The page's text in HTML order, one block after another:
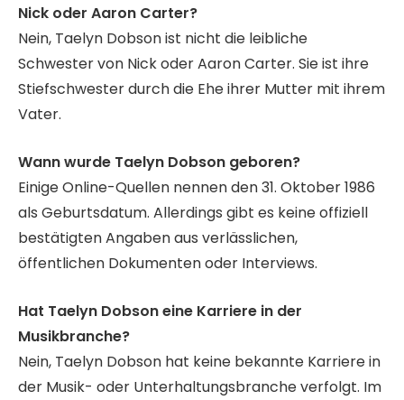
Nick oder Aaron Carter?
Nein, Taelyn Dobson ist nicht die leibliche
Schwester von Nick oder Aaron Carter. Sie ist ihre
Stiefschwester durch die Ehe ihrer Mutter mit ihrem
Vater.
Wann wurde Taelyn Dobson geboren?
Einige Online-Quellen nennen den 31. Oktober 1986
als Geburtsdatum. Allerdings gibt es keine offiziell
bestätigten Angaben aus verlässlichen,
öffentlichen Dokumenten oder Interviews.
Hat Taelyn Dobson eine Karriere in der
Musikbranche?
Nein, Taelyn Dobson hat keine bekannte Karriere in
der Musik- oder Unterhaltungsbranche verfolgt. Im